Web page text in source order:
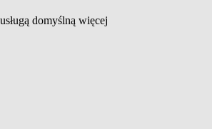
domyślną więcej